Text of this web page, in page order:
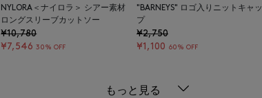
NYLORA＜ナイロラ＞ シアー素材
ロングスリーブカットソー
¥10,780
¥7,546 30% OFF
"BARNEYS" ロゴ入りニットキャッ
プ
¥2,750
¥1,100 60% OFF
もっと見る